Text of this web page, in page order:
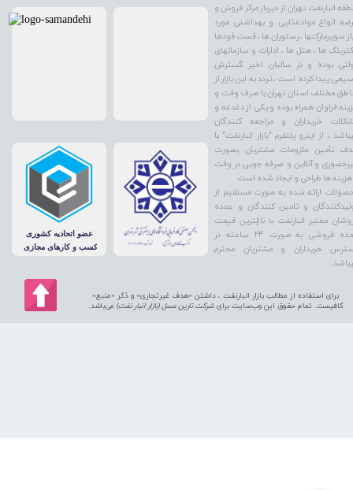
انبارنفت تهران از دیرباز مرکز فروش و
انواع موادغذایی و بهداشتی مورد
سوپرمارکتها ، رستوران ها ، فست فودها
ها ، هتل ها ، ادارات و سازمانهای
بوده و در سالیان اخیر گسترش
پیدا کرده است ، تردد به این بازار از
مختلف استان تهران با صرف وقت و
فراوان همراه بوده و یکی از دغدغه و
خریداران و مراجعه کنندگان
، از اینرو پلتفرم "بازار انبارنفت" با
تأمین ملزومات مشتریان بصورت
و آنلاین و صرفه جویی در وقت
ها طراحی و ایجاد شده است.
ارائه شده به صورت مستقیم از
و تامین کنندگان و عمده
معتبر انبارنفت با نازلترین قیمت
عمده فروشی به صورت 24 ساعته در
خریداران و مشتریان محترم
برای استفاده از مطالب بازار انبارنفت ، داشتن «هدف غیرتجاری» و ذکر «منبع»
کافیست. تمام حقوق اين وب‌سايت برای شرکت نارین عسل (بازار انبار نفت) می‌باشد.